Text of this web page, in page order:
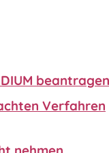
beantragen
Verfahren